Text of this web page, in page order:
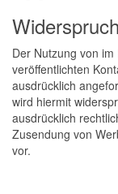
Der Nutzung von
veröffentlichten
ausdrücklich
wird hiermit
ausdrücklich
Zusendung von
vor.